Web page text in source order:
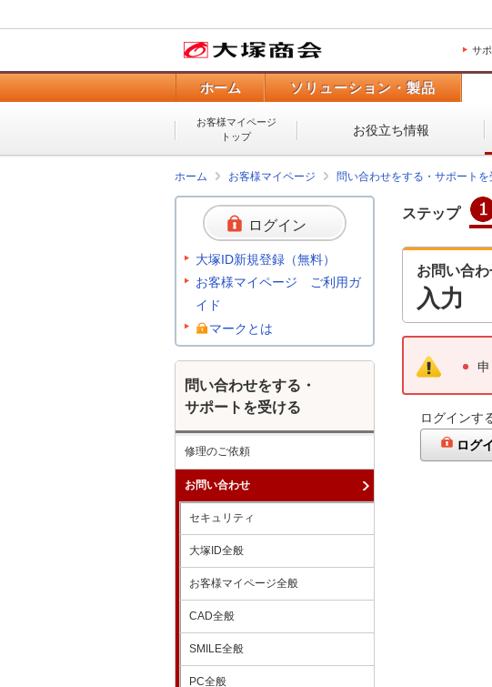
サ
ホーム ソリューション・製品
お客様マイページ
トップ
お役立ち情報
ホーム お客様マイページ 問い合わせをする・サポートを
ステップ
お問い合わ
入力
ログインす
ログ
ログイン
大塚ID新規登録（無料）
お客様マイページ ご利用ガ
イド
マークとは
問い合わせをする・
サポートを受ける
修理のご依頼
お問い合わせ
セキュリティ
大塚ID全般
お客様マイページ全般
CAD全般
SMILE全般
PC全般